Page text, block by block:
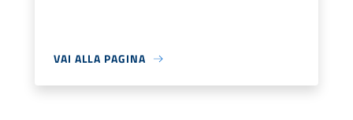
VAI ALLA PAGINA